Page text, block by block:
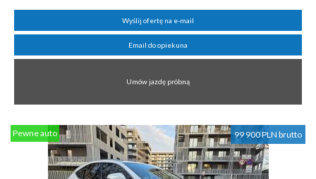
Wyślij ofertę na e-mail
Email do opiekuna
Umów jazdę próbną
99 900 PLN brutto
Pewne auto